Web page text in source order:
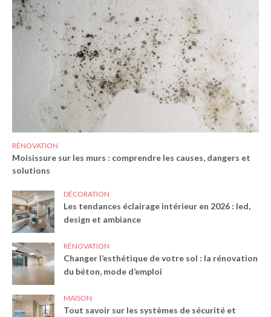
RÉNOVATION
Moisissure sur les murs : comprendre les causes, dangers et
solutions
DÉCORATION
Les tendances éclairage intérieur en 2026 : led,
design et ambiance
RÉNOVATION
Changer l’esthétique de votre sol : la rénovation
du béton, mode d’emploi
MAISON
Tout savoir sur les systèmes de sécurité et